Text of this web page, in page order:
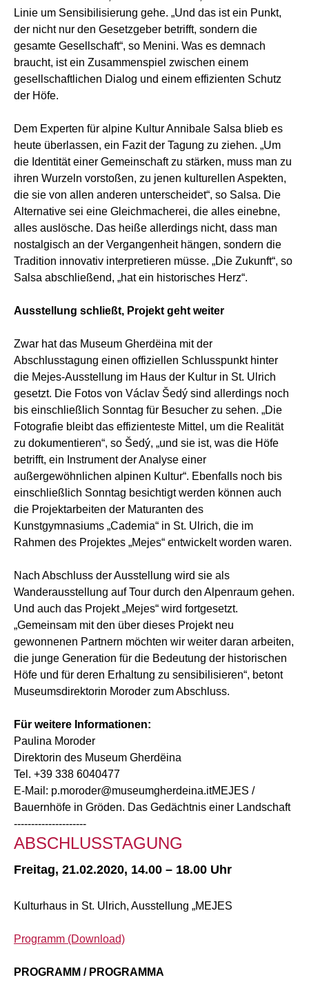
Linie um Sensibilisierung gehe. „Und das ist ein Punkt,
der nicht nur den Gesetzgeber betrifft, sondern die
gesamte Gesellschaft“, so Menini. Was es demnach
braucht, ist ein Zusammenspiel zwischen einem
gesellschaftlichen Dialog und einem effizienten Schutz
der Höfe.
Dem Experten für alpine Kultur Annibale Salsa blieb es
heute überlassen, ein Fazit der Tagung zu ziehen. „Um
die Identität einer Gemeinschaft zu stärken, muss man zu
ihren Wurzeln vorstoßen, zu jenen kulturellen Aspekten,
die sie von allen anderen unterscheidet“, so Salsa. Die
Alternative sei eine Gleichmacherei, die alles einebne,
alles auslösche. Das heiße allerdings nicht, dass man
nostalgisch an der Vergangenheit hängen, sondern die
Tradition innovativ interpretieren müsse. „Die Zukunft“, so
Salsa abschließend, „hat ein historisches Herz“.
Ausstellung schließt, Projekt geht weiter
Zwar hat das Museum Gherdëina mit der
Abschlusstagung einen offiziellen Schlusspunkt hinter
die Mejes-Ausstellung im Haus der Kultur in St. Ulrich
gesetzt. Die Fotos von Václav Šedý sind allerdings noch
bis einschließlich Sonntag für Besucher zu sehen. „Die
Fotografie bleibt das effizienteste Mittel, um die Realität
zu dokumentieren“, so Šedý, „und sie ist, was die Höfe
betrifft, ein Instrument der Analyse einer
außergewöhnlichen alpinen Kultur“. Ebenfalls noch bis
einschließlich Sonntag besichtigt werden können auch
die Projektarbeiten der Maturanten des
Kunstgymnasiums „Cademia“ in St. Ulrich, die im
Rahmen des Projektes „Mejes“ entwickelt worden waren.
Nach Abschluss der Ausstellung wird sie als
Wanderausstellung auf Tour durch den Alpenraum gehen.
Und auch das Projekt „Mejes“ wird fortgesetzt.
„Gemeinsam mit den über dieses Projekt neu
gewonnenen Partnern möchten wir weiter daran arbeiten,
die junge Generation für die Bedeutung der historischen
Höfe und für deren Erhaltung zu sensibilisieren“, betont
Museumsdirektorin Moroder zum Abschluss.
Für weitere Informationen:
Paulina Moroder
Direktorin des Museum Gherdëina
Tel. +39 338 6040477
E-Mail: p.moroder@museumgherdeina.itMEJES /
Bauernhöfe in Gröden. Das Gedächtnis einer Landschaft
---------------------
ABSCHLUSSTAGUNG
Freitag, 21.02.2020, 14.00 – 18.00 Uhr
Kulturhaus in St. Ulrich, Ausstellung „MEJES
Programm (Download)
PROGRAMM / PROGRAMMA